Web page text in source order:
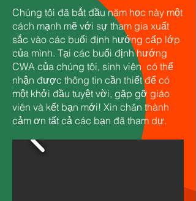
Chúng tôi đã bắt đầu năm học này một
cách mạnh mẽ với sự tham gia xuất
sắc vào các buổi định hướng cấp lớp
của mình. Tại các buổi định hướng
CWA của chúng tôi, sinh viên có thể
nhận được thông tin cần thiết để có
một khởi đầu tuyệt vời, gặp gỡ giáo
viên và kết bạn mới! Xin chân thành
cảm ơn tất cả các bạn đã tham dự.